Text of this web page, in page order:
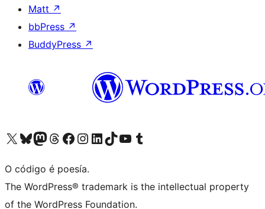
Matt ↗
bbPress ↗
BuddyPress ↗
Visita la cuenta de X (anteriormente Twitter)
Visita a nosa conta de Bluesky
Visita a nosa conta de Mastodon
Visita a nosa conta de Threads
Visita a nosa páxina de Facebook
Visita a nosa conta de Instagram
Visita a nosa conta de LinkedIn
Visita a nosa conta de TikTok
Visita a nosa canle de YouTube
Visita a nosa conta de Tumblr
O código é poesía.
The WordPress® trademark is the intellectual property
of the WordPress Foundation.